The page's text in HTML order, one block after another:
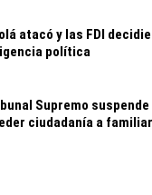
atacó y las FDI
política
Supremo
ciudadanía a